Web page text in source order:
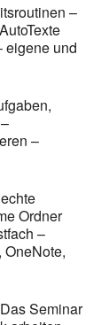
–
eigene und
–
Ordner
–
Seminar